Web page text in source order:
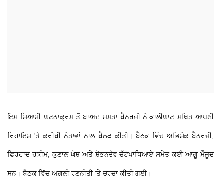
ਇਸ ਸਿਆਸੀ ਘਟਨਾਕ੍ਰਮ ਤੋਂ ਬਾਅਦ ਮਮਤਾ ਬੈਨਰਜੀ ਨੇ ਕਾਲੀਘਾਟ ਸਥਿਤ ਆਪਣੀ
ਰਿਹਾਇਸ਼ 'ਤੇ ਕਰੀਬੀ ਨੇਤਾਵਾਂ ਨਾਲ ਬੈਠਕ ਕੀਤੀ। ਬੈਠਕ ਵਿੱਚ ਅਭਿਸ਼ੇਕ ਬੈਨਰਜੀ,
ਫਿਰਹਾਦ ਹਕੀਮ, ਕੁਣਾਲ ਘੋਸ਼ ਅਤੇ ਸ਼ੋਭਨਦੇਵ ਚੱਟੋਪਾਧਿਆਏ ਸਮੇਤ ਕਈ ਆਗੂ ਮੌਜੂਦ
ਸਨ। ਬੈਠਕ ਵਿੱਚ ਅਗਲੀ ਰਣਨੀਤੀ 'ਤੇ ਚਰਚਾ ਕੀਤੀ ਗਈ।